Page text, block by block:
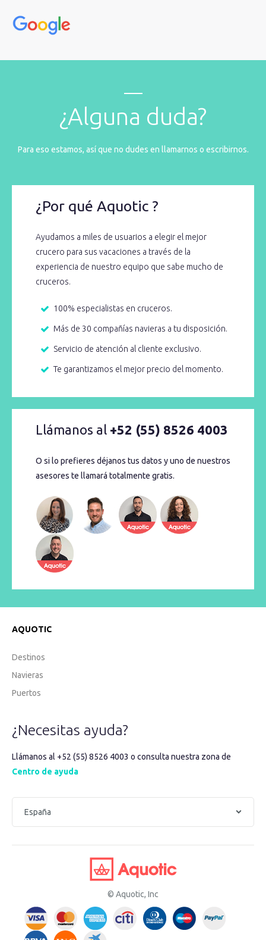
¿Alguna duda?
Para eso estamos, así que no dudes en llamarnos o escribirnos.
¿Por qué Aquotic ?
Ayudamos a miles de usuarios a elegir el mejor
crucero para sus vacaciones a través de la
experiencia de nuestro equipo que sabe mucho de
cruceros.
100% especialistas en cruceros.
Más de 30 compañías navieras a tu disposición.
Servicio de atención al cliente exclusivo.
Te garantizamos el mejor precio del momento.
Llámanos al +52 (55) 8526 4003
O si lo prefieres déjanos tus datos y uno de nuestros
asesores te llamará totalmente gratis.
AQUOTIC
Destinos
Navieras
Puertos
¿Necesitas ayuda?
Llámanos al +52 (55) 8526 4003 o consulta nuestra zona de
Centro de ayuda
© Aquotic, Inc